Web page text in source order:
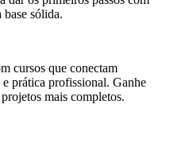
base sólida.
cursos que conectam
prática profissional. Ganhe
mais completos.